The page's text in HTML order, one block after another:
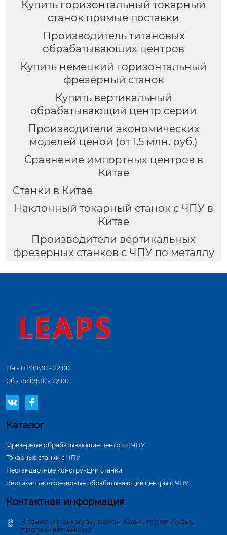
Купить горизонтальный токарный
станок прямые поставки
Производитель титановых
обрабатывающих центров
Купить немецкий горизонтальный
фрезерный станок
Купить вертикальный
обрабатывающий центр серии
Производители экономических
моделей ценой (от 1.5 млн. руб.)
Сравнение импортных центров в
Китае
Станки в Китае
Наклонный токарный станок с ЧПУ в
Китае
Производители вертикальных
фрезерных станков с ЧПУ по металлу
Пн - Пт:08:30 - 22:00
Сб - Вс:09:30 - 22:00
 
Каталог
Фрезерные обрабатывающие центры с ЧПУ
Токарные станки с ЧПУ
Нестандартные конструкции станки
Вертикально-фрезерные обрабатывающие центры с ЧПУ
Контактная информация
Здание Шуанчжуан, район Юань, город Луань,
провинция Аньхой